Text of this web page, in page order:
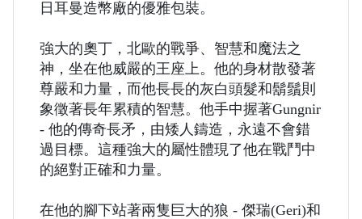
日耳曼造幣廠的優雅包裝。
強大的奧丁，北歐的戰爭、智慧和魔法之
神，坐在他威嚴的王座上。他的身材散發著
尊嚴和力量，而他長長的灰白頭髮和鬍鬚則
象徵著長年累積的智慧。他手中握著Gungnir
- 他的傳奇長矛，由矮人鑄造，永遠不會錯
過目標。這種強大的屬性體現了他在戰鬥中
的絕對正確和力量。
在他的腳下站著兩隻巨大的狼 - 傑瑞(Geri)和